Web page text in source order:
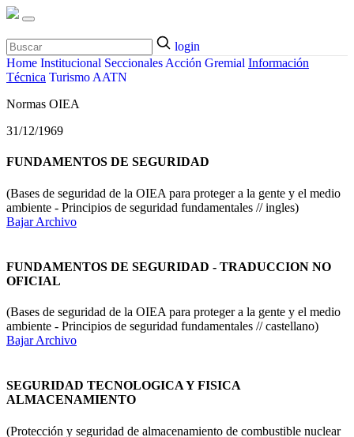
login
Home Institucional Seccionales Acción Gremial Información
Técnica Turismo AATN
Normas OIEA
31/12/1969
FUNDAMENTOS DE SEGURIDAD
(Bases de seguridad de la OIEA para proteger a la gente y el medio
ambiente - Principios de seguridad fundamentales // ingles)
Bajar Archivo
FUNDAMENTOS DE SEGURIDAD - TRADUCCION NO
OFICIAL
(Bases de seguridad de la OIEA para proteger a la gente y el medio
ambiente - Principios de seguridad fundamentales // castellano)
Bajar Archivo
SEGURIDAD TECNOLOGICA Y FISICA
ALMACENAMIENTO
(Protección y seguridad de almacenamiento de combustible nuclear